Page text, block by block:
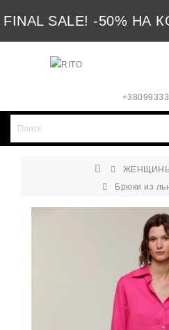
FINAL SALE! -50% НА
Брюки из